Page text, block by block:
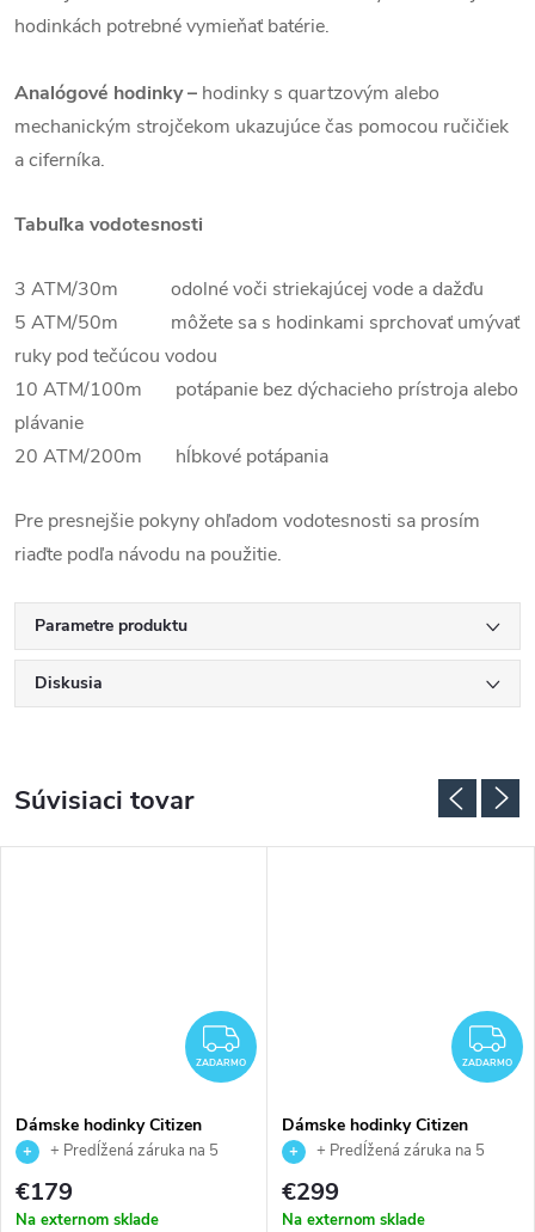
hodinkách potrebné vymieňať batérie.
Analógové hodinky – hodinky s quartzovým alebo
mechanickým strojčekom ukazujúce čas pomocou ručičiek
a ciferníka.
Tabuľka vodotesnosti
3 ATM/30m odolné voči striekajúcej vode a dažďu
5 ATM/50m môžete sa s hodinkami sprchovať umývať
ruky pod tečúcou vodou
10 ATM/100m potápanie bez dýchacieho prístroja alebo
plávanie
20 ATM/200m hĺbkové potápania
Pre presnejšie pokyny ohľadom vodotesnosti sa prosím
riaďte podľa návodu na použitie.
Parametre produktu
Diskusia
Súvisiaci tovar
ZADARMO
ZADARMO
Dámske hodinky Citizen
AW1821-89L
+ Predĺžená záruka na 5
rokov. Až 100 dní na vrátenie
tovaru. Autorizovaný predajca.
€179
Na externom sklade
ZADARMO
Dámske hodinky Citizen
EM1166-01Z
+ Predĺžená záruka na 5
rokov. Až 100 dní na vrátenie
tovaru. Autorizovaný predajca.
€299
Na externom sklade